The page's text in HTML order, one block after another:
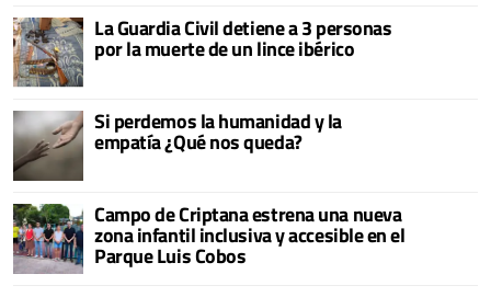
La Guardia Civil detiene a 3 personas
por la muerte de un lince ibérico
Si perdemos la humanidad y la
empatía ¿Qué nos queda?
Campo de Criptana estrena una nueva
zona infantil inclusiva y accesible en el
Parque Luis Cobos